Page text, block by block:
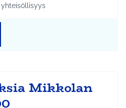
Hyrylä
mukaan: Hyvinvointi ja
yhteisöllisyys
Mikkolan